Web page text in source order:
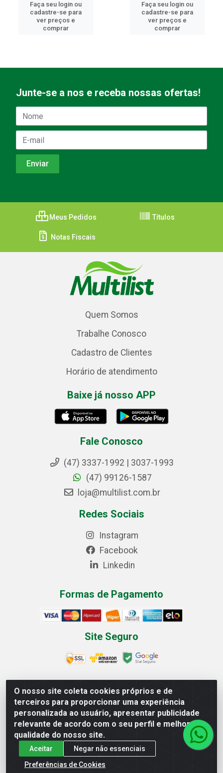
Faça seu login ou
cadastre-se para
ver preços e
comprar
Faça seu login ou
cadastre-se para
ver preços e
comprar
O nosso site coleta cookies próprios e de
terceiros para proporcionar uma experiência
personalizada ao usuário, apresentar publicidade
relevante de acordo com o seu perfil e melhorar a
qualidade do nosso site.
Aceitar
Negar não essenciais
Preferências de Cookies
Junte-se a nos e receba nossas ofertas!
Meus Pedidos Títulos
Notas Fiscais
Quem Somos
Trabalhe Conosco
Cadastro de Clientes
Horário de atendimento
Baixe já nosso APP
Fale Conosco
(47) 3337-1992 | 3037-1993
(47) 99126-1587
loja@multilist.com.br
Redes Sociais
Instagram
Facebook
Linkedin
Formas de Pagamento
Site Seguro
Multilist Distribuidora de Cosméticos LTDA - Rua
Anfilóquio Nunes Pires, 4785 - Bela Vista, Gaspar/SC -
CEP 89.111-081 - CNPJ 07.597.795/0001-06